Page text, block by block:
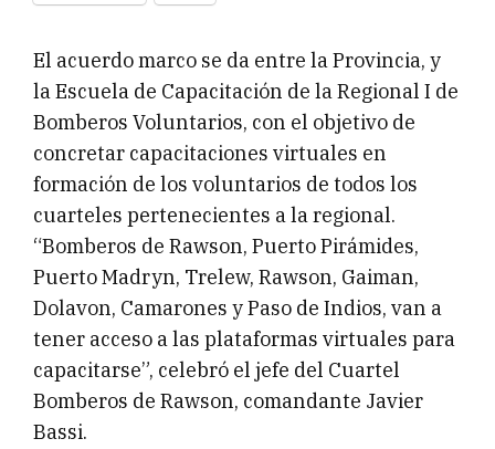
El acuerdo marco se da entre la Provincia, y
la Escuela de Capacitación de la Regional I de
Bomberos Voluntarios, con el objetivo de
concretar capacitaciones virtuales en
formación de los voluntarios de todos los
cuarteles pertenecientes a la regional.
“Bomberos de Rawson, Puerto Pirámides,
Puerto Madryn, Trelew, Rawson, Gaiman,
Dolavon, Camarones y Paso de Indios, van a
tener acceso a las plataformas virtuales para
capacitarse”, celebró el jefe del Cuartel
Bomberos de Rawson, comandante Javier
Bassi.